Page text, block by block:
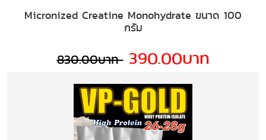
Micronized Creatine Monohydrate ขนาด 100
กรัม
830.00บาท 390.00บาท